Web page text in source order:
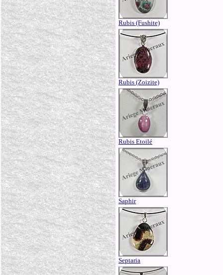
Rubis (Fushite)
Rubis (Zoizite)
Rubis Etoilé
Saphir
Septaria